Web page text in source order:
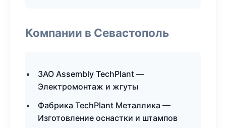
Компании в Севастополь
ЗАО Assembly TechPlant —
Электромонтаж и жгуты
Фабрика TechPlant Металлика —
Изготовление оснастки и штампов